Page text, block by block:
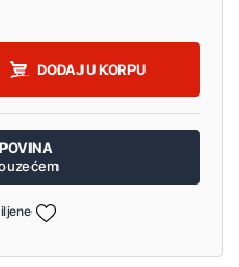
DODAJ U KORPU